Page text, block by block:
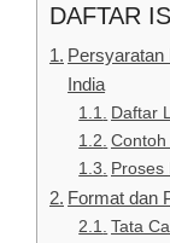
DAFTAR
Persyaratan
India
Daftar
Contoh
Proses
Format dan
Tata